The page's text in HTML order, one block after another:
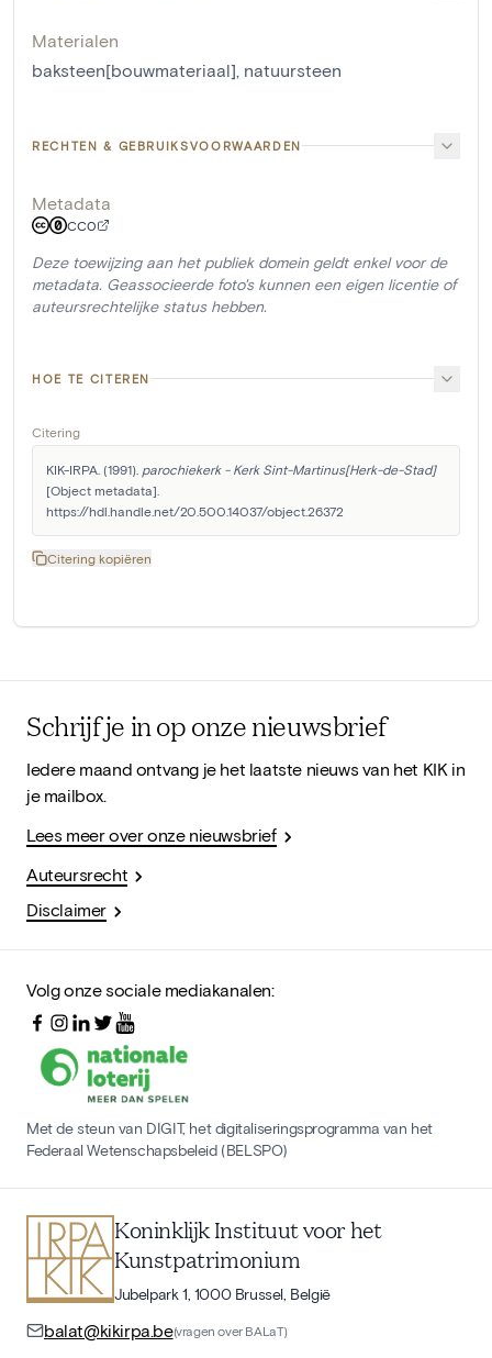
Materialen
baksteen[bouwmateriaal] natuursteen
RECHTEN & GEBRUIKSVOORWAARDEN
Metadata
CC0
Deze toewijzing aan het publiek domein geldt enkel voor de
metadata. Geassocieerde foto's kunnen een eigen licentie of
auteursrechtelijke status hebben.
HOE TE CITEREN
Citering
KIK-IRPA. (1991). parochiekerk - Kerk Sint-Martinus[Herk-de-Stad]
[Object metadata].
https://hdl.handle.net/20.500.14037/object.26372
Citering kopiëren
Schrijf je in op onze nieuwsbrief
Iedere maand ontvang je het laatste nieuws van het KIK in
je mailbox.
Lees meer over onze nieuwsbrief
Auteursrecht
Disclaimer
Volg onze sociale mediakanalen:
Met de steun van DIGIT, het digitaliseringsprogramma van het
Federaal Wetenschapsbeleid (BELSPO)
Koninklijk Instituut voor het
Kunstpatrimonium
Jubelpark 1, 1000 Brussel, België
balat@kikirpa.be(vragen over BALaT)